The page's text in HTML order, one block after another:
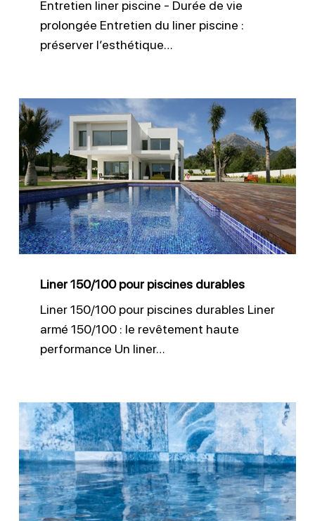
Entretien liner piscine - Durée de vie
prolongée Entretien du liner piscine :
préserver l’esthétique…
Liner
150/100
pour
piscines
durables
Liner 150/100 pour piscines durables
Liner 150/100 pour piscines durables Liner
armé 150/100 : le revêtement haute
performance Un liner…
Pose
membrane
piscine
PVC
armé